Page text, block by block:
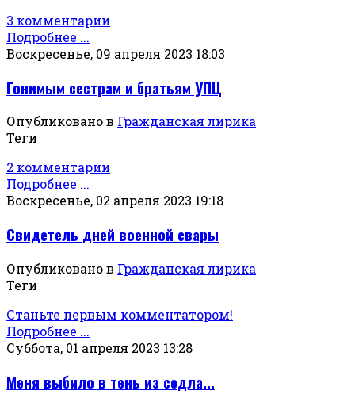
3 комментарии
Подробнее ...
Воскресенье, 09 апреля 2023 18:03
Гонимым сестрам и братьям УПЦ
Опубликовано в Гражданская лирика
Теги
2 комментарии
Подробнее ...
Воскресенье, 02 апреля 2023 19:18
Свидетель дней военной свары
Опубликовано в Гражданская лирика
Теги
Станьте первым комментатором!
Подробнее ...
Суббота, 01 апреля 2023 13:28
Меня выбило в тень из седла...